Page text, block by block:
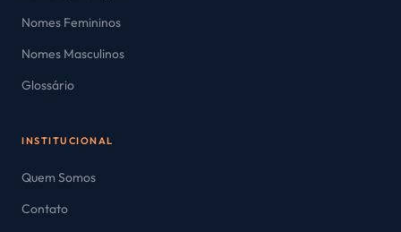
Nomes Femininos
Nomes Masculinos
Glossário
INSTITUCIONAL
Quem Somos
Contato